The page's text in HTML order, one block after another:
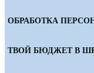
ОБРАБОТКА
ТВОЙ БЮДЖЕТ В